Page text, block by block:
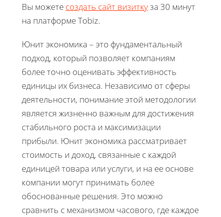
Вы можете создать сайт визиткуза 30 минут
на платформе Tobiz.
Юнит экономика – это фундаментальный
подход, который позволяет компаниям
более точно оценивать эффективность
единицы их бизнеса. Независимо от сферы
деятельности, понимание этой методологии
является жизненно важным для достижения
стабильного роста и максимизации
прибыли. Юнит экономика рассматривает
стоимость и доход, связанные с каждой
единицей товара или услуги, и на ее основе
компании могут принимать более
обоснованные решения. Это можно
сравнить с механизмом часового, где каждое